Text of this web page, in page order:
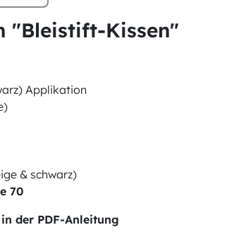
"Bleistift-Kissen"
Applikation
& schwarz)
70
der PDF-Anleitung